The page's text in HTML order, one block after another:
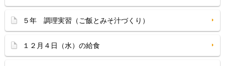
５年 調理実習（ご飯とみそ汁づくり）
１２月４日（水）の給食